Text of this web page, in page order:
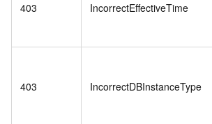
403 IncorrectEffectiveTime
403 IncorrectDBInstanceType